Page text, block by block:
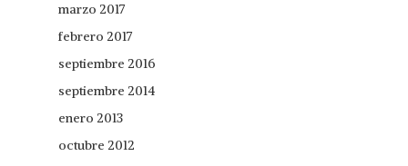
marzo 2017
febrero 2017
septiembre 2016
septiembre 2014
enero 2013
octubre 2012